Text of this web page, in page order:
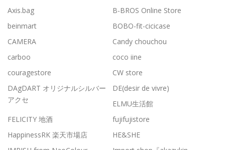
Axis.bag
B-BROS Online Store
beinmart
BOBO-fit-cicicase
CAMERA
Candy chouchou
carboo
coco iine
couragestore
CW store
DAgDART オリジナルシルバー
アクセ
DE(desir de vivre)
ELMU生活館
FELICITY 地酒
fujifujistore
HappinessRK 楽天市場店
HE&SHE